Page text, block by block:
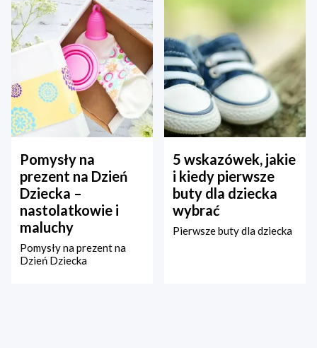
Pomysły na
prezent na Dzień
Dziecka –
nastolatkowie i
maluchy
Pomysły na prezent na
Dzień Dziecka
5 wskazówek, jakie
i kiedy pierwsze
buty dla dziecka
wybrać
Pierwsze buty dla dziecka